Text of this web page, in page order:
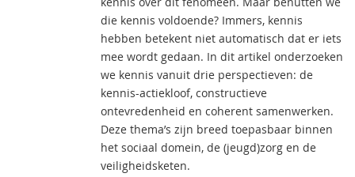
die kennis voldoende? Immers, kennis
hebben betekent niet automatisch dat er iets
mee wordt gedaan. In dit artikel onderzoeken
we kennis vanuit drie perspectieven: de
kennis-actiekloof, constructieve
ontevredenheid en coherent samenwerken.
Deze thema’s zijn breed toepasbaar binnen
het sociaal domein, de (jeugd)zorg en de
veiligheidsketen.